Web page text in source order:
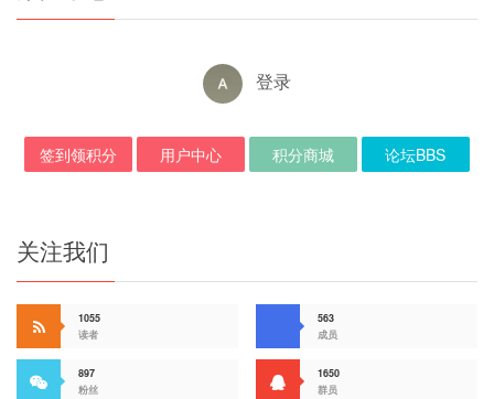
登录
签到领积分 用户中心 积分商城 论坛BBS
关注我们
1055
读者
563
成员
897
粉丝
1650
群员